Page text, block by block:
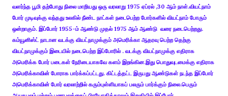
வளர்ந்த பூமி தற்போது நிலை மாறியது ஒரு வரலாறு 1975 ஏப்ரல் ,30 ஆம் நாள்.வியட்நாம்
போர் முடிவுக்கு வந்தது உலகில் நீண்ட நாட்கள் நடைபெற்ற போர்களில் வியட்நாம் போரும்
ஒன்றாகும். இப்போர் 1955-ம் ஆண்டு முதல் 1975 ஆம் ஆண்டு வரை நடைபெற்றது.
கம்யூனிஸ்ட் நாடான வடக்கு வியட்நாமுக்கும் அமெரிக்கா ஆதரவு பெற்ற தெற்கு
வியட்நாமுக்கும் இடையில் நடைபெற்ற இப்போரில் . வடக்கு வியட்நாமுக்கு எதிராக
அமெரிக்க போர் படைகள் நேரிடையாகவே களம் இறங்கின.இது பொதுவுடமைக்கு எதிராக
அமெரிக்காவின் போராக பார்க்கப்பட்டது. கிட்டத்தட்ட இருபது ஆண்டுகள் நடந்த இப்போர்
அமெரிக்காவின் போர் வரலாற்றில் கரும்புள்ளியாகப் பலரும் பார்க்கும் நிலை.பெரும்